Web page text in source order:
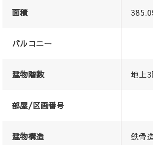
面積
バルコニー
建物階数 地上
部屋/区画番号
建物構造 鉄骨